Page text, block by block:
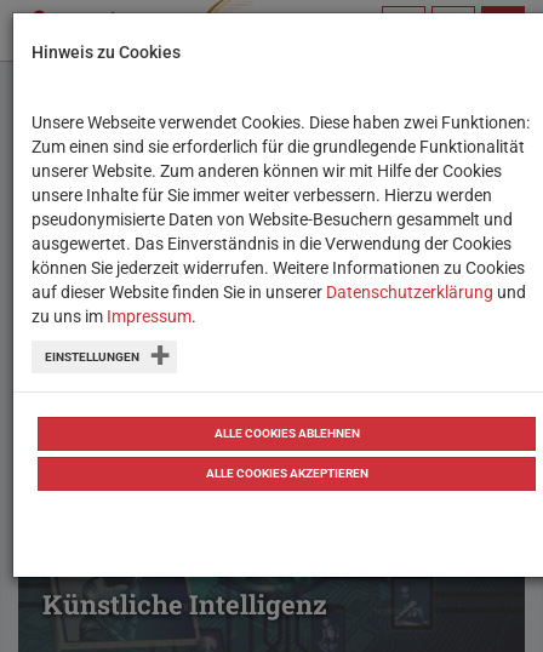
Themensammlungen
Infos & Links nach Themen sortiert
In unseren Themensammlungen finden Sie
hilfreiche Informationen, Tipps, Links und Praxis-
Ideen zu bestimmten Themenschwerpunkten.
Künstliche Intelligenz
Hinweis zu Cookies
Unsere Webseite verwendet Cookies. Diese haben zwei Funktionen:
Zum einen sind sie erforderlich für die grundlegende Funktionalität
unserer Website. Zum anderen können wir mit Hilfe der Cookies
unsere Inhalte für Sie immer weiter verbessern. Hierzu werden
pseudonymisierte Daten von Website-Besuchern gesammelt und
ausgewertet. Das Einverständnis in die Verwendung der Cookies
können Sie jederzeit widerrufen. Weitere Informationen zu Cookies
auf dieser Website finden Sie in unserer Datenschutzerklärung und
zu uns im Impressum.
EINSTELLUNGEN
ALLE COOKIES ABLEHNEN
ALLE COOKIES AKZEPTIEREN